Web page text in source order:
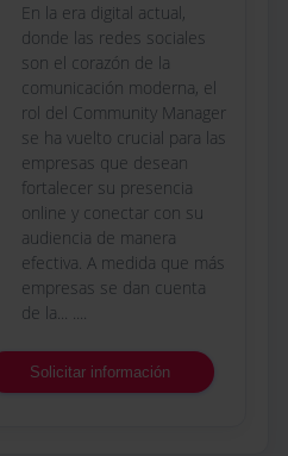
En la era digital actual,
donde las redes sociales
son el corazón de la
comunicación moderna, el
rol del Community Manager
se ha vuelto crucial para las
empresas que desean
fortalecer su presencia
online y conectar con su
audiencia de manera
efectiva. A medida que más
empresas se dan cuenta
de la... ....
Solicitar información